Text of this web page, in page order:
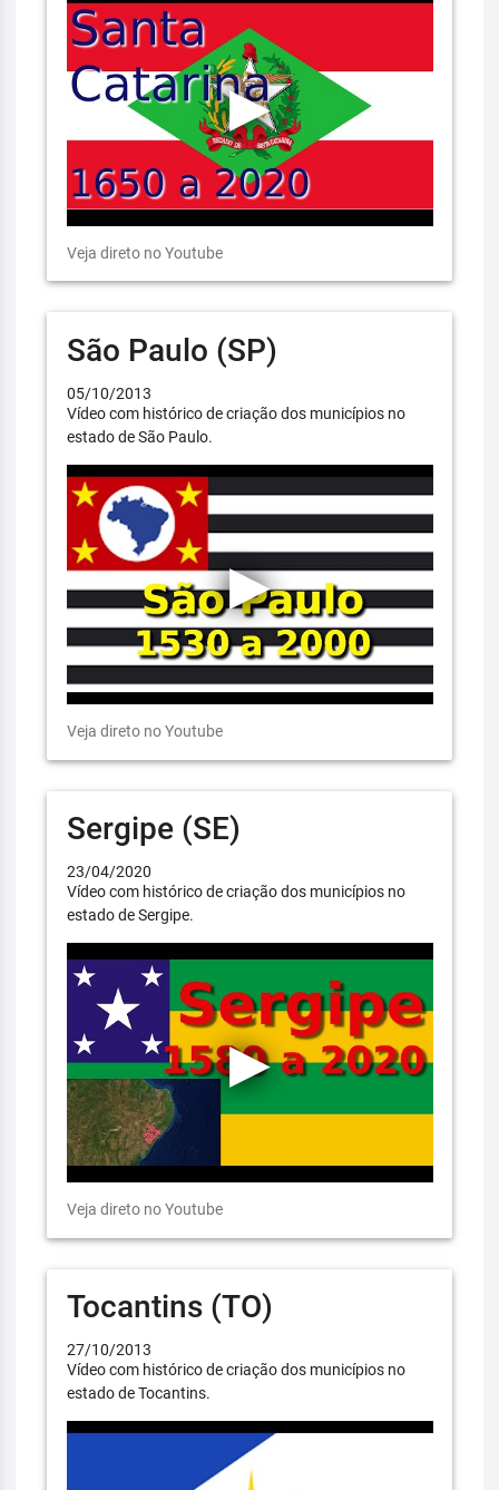
Veja direto no Youtube
São Paulo (SP)
05/10/2013
Vídeo com histórico de criação dos municípios no
estado de São Paulo.
Veja direto no Youtube
Sergipe (SE)
23/04/2020
Vídeo com histórico de criação dos municípios no
estado de Sergipe.
Veja direto no Youtube
Tocantins (TO)
27/10/2013
Vídeo com histórico de criação dos municípios no
estado de Tocantins.